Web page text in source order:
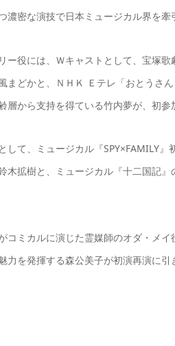
密な演技で日本ミュージカル界を牽
ー役には、Ｗキャストとして、宝塚
まどかと、ＮＨＫ Ｅテレ「おとうさ
から支持を得ている竹内夢が、初参
て、ミュージカル『SPY×FAMILY
木拡樹と、ミュージカル『十二国記
コミカルに演じた霊媒師のオダ・メ
を発揮する森公美子が初演再演に引